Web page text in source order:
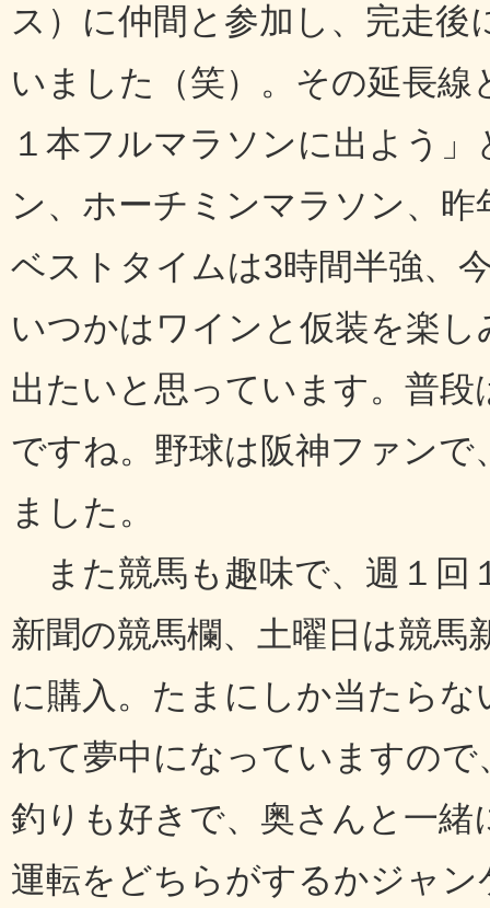
ス）に仲間と参加し、完走
いました（笑）。その延長
１本フルマラソンに出よう
ン、ホーチミンマラソン、
ベストタイムは3時間半強、
いつかはワインと仮装を楽
出たいと思っています。普
ですね。野球は阪神ファン
ました。
また競馬も趣味で、週１回
新聞の競馬欄、土曜日は競馬
に購入。たまにしか当たら
れて夢中になっていますの
釣りも好きで、奥さんと一
運転をどちらがするかジャ